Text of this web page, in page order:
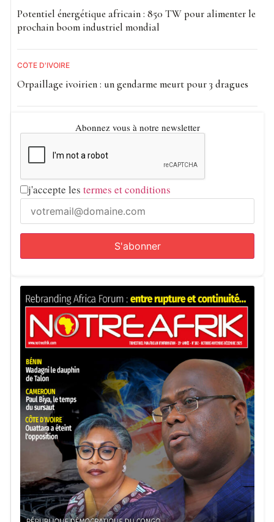
Potentiel énergétique africain : 850 TW pour alimenter le
prochain boom industriel mondial
CÔTE D'IVOIRE
Orpaillage ivoirien : un gendarme meurt pour 3 dragues
Abonnez vous à notre newsletter
j'accepte les termes et conditions